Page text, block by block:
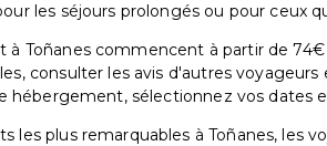
les séjours prolongés ou pour ceux
à Toñanes commencent à partir de
consulter les avis d'autres
hébergement, sélectionnez vos dates
les plus remarquables à Toñanes, les